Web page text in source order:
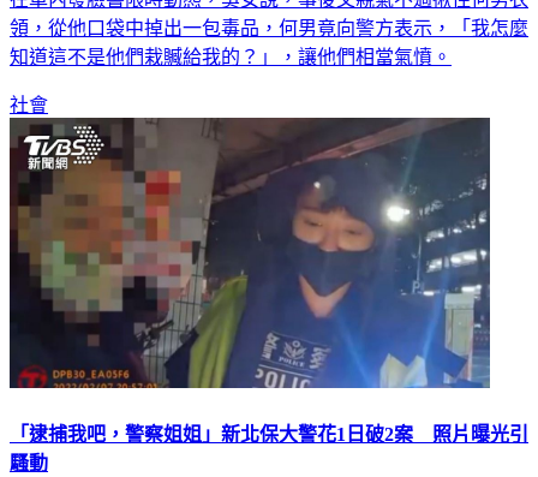
領，從他口袋中掉出一包毒品，何男竟向警方表示，「我怎麼
知道這不是他們栽贓給我的？」，讓他們相當氣憤。
社會
「逮捕我吧，警察姐姐」新北保大警花1日破2案 照片曝光引
騷動